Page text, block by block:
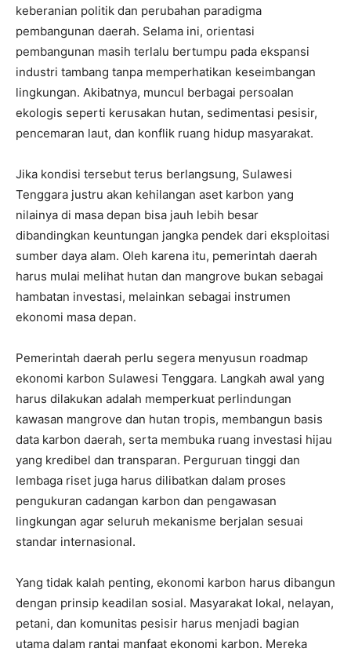
keberanian politik dan perubahan paradigma
pembangunan daerah. Selama ini, orientasi
pembangunan masih terlalu bertumpu pada ekspansi
industri tambang tanpa memperhatikan keseimbangan
lingkungan. Akibatnya, muncul berbagai persoalan
ekologis seperti kerusakan hutan, sedimentasi pesisir,
pencemaran laut, dan konflik ruang hidup masyarakat.
Jika kondisi tersebut terus berlangsung, Sulawesi
Tenggara justru akan kehilangan aset karbon yang
nilainya di masa depan bisa jauh lebih besar
dibandingkan keuntungan jangka pendek dari eksploitasi
sumber daya alam. Oleh karena itu, pemerintah daerah
harus mulai melihat hutan dan mangrove bukan sebagai
hambatan investasi, melainkan sebagai instrumen
ekonomi masa depan.
Pemerintah daerah perlu segera menyusun roadmap
ekonomi karbon Sulawesi Tenggara. Langkah awal yang
harus dilakukan adalah memperkuat perlindungan
kawasan mangrove dan hutan tropis, membangun basis
data karbon daerah, serta membuka ruang investasi hijau
yang kredibel dan transparan. Perguruan tinggi dan
lembaga riset juga harus dilibatkan dalam proses
pengukuran cadangan karbon dan pengawasan
lingkungan agar seluruh mekanisme berjalan sesuai
standar internasional.
Yang tidak kalah penting, ekonomi karbon harus dibangun
dengan prinsip keadilan sosial. Masyarakat lokal, nelayan,
petani, dan komunitas pesisir harus menjadi bagian
utama dalam rantai manfaat ekonomi karbon. Mereka